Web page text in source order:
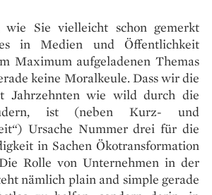
Sie vielleicht schon gemerkt
in Medien und Öffentlichkeit
Maximum aufgeladenen Themas
keine Moralkeule. Dass wir die
Jahrzehnten wie wild durch die
ist (neben Kurz- und
Ursache Nummer drei für die
in Sachen Ökotransformation
Rolle von Unternehmen in der
nämlich plain and simple gerade